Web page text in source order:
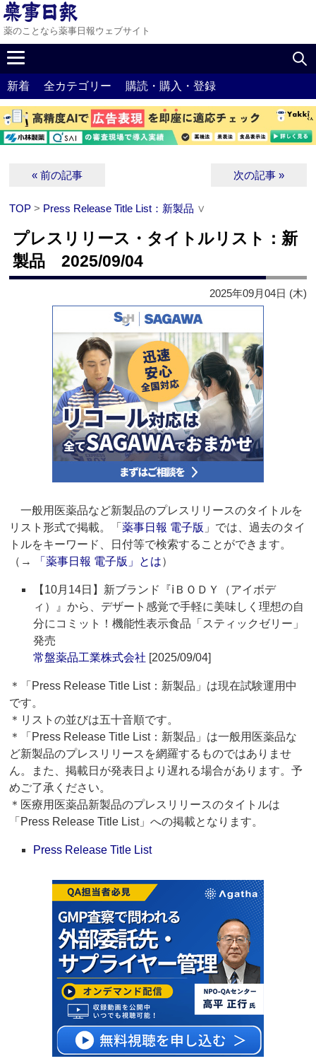
薬のことなら薬事日報ウェブサイト
新着 全カテゴリー 購読・購入・登録
« 前の記事 次の記事 »
TOP > Press Release Title List：新製品 ∨
プレスリリース・タイトルリスト：新
製品 2025/09/04
2025年09月04日 (木)
一般用医薬品など新製品のプレスリリースのタイトルを
リスト形式で掲載。「薬事日報 電子版 」では、過去のタイ
トルをキーワード、日付等で検索することができます。
（→
「薬事日報 電子版」とは）
【10月14日】新ブランド『ⅰＢＯＤＹ（アイボデ
ィ）』から、デザート感覚で手軽に美味しく理想の自
分にコミット！機能性表示食品「スティックゼリー」
発売
常盤薬品工業株式会社 [2025/09/04]
＊「Press Release Title List：新製品」は現在試験運用中
です。
＊リストの並びは五十音順です。
＊「Press Release Title List：新製品」は一般用医薬品な
ど新製品のプレスリリースを網羅するものではありませ
ん。また、掲載日が発表日より遅れる場合があります。予
めご了承ください。
＊医療用医薬品新製品のプレスリリースのタイトルは
「Press Release Title List」への掲載となります。
Press Release Title List